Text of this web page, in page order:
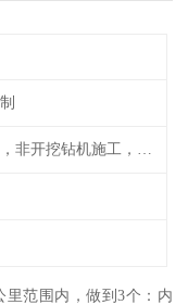
顶管施工，顶管，非开挖钻机施工，管道工程，管道施工，顶拉管施工，水平定向钻机施工，顶管施工方案，顶管
里范围内，做到3个：内